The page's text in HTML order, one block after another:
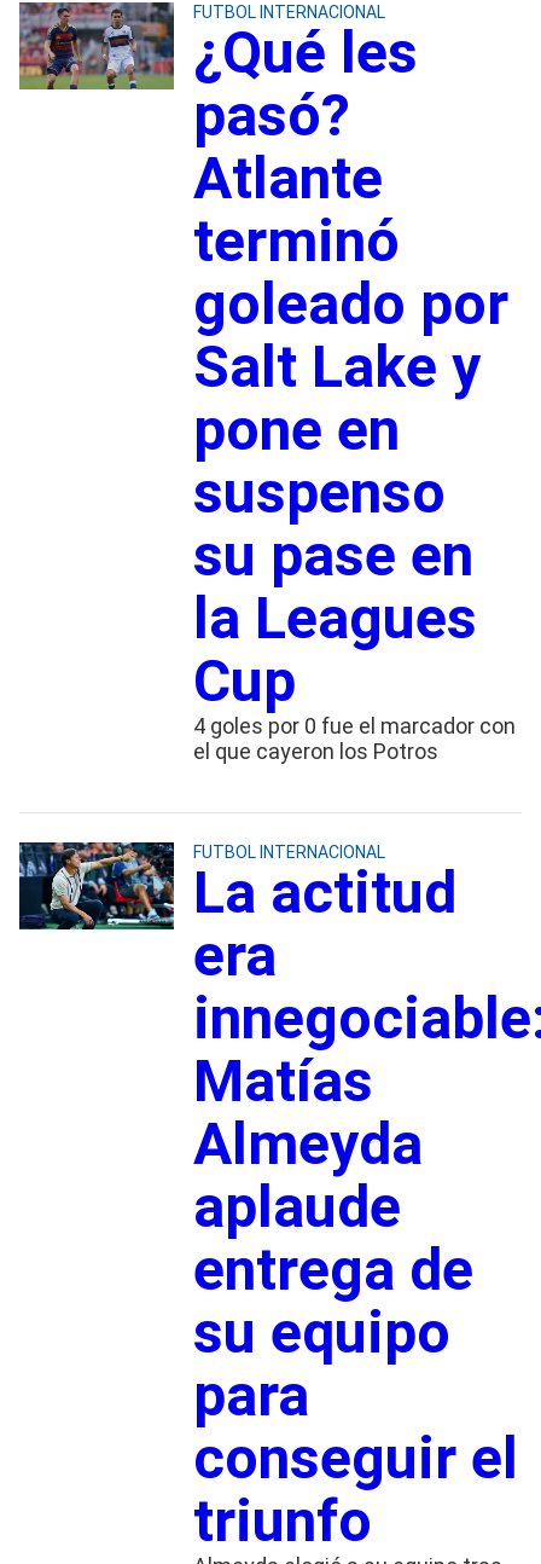
FUTBOL INTERNACIONAL
¿Qué les
pasó?
Atlante
terminó
goleado por
Salt Lake y
pone en
suspenso
su pase en
la Leagues
Cup
4 goles por 0 fue el marcador con
el que cayeron los Potros
FUTBOL INTERNACIONAL
La actitud
era
Matías
Almeyda
aplaude
entrega de
su equipo
para
conseguir el
triunfo